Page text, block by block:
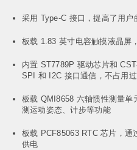
采用 Type-C 接口，提高了用
板载 1.83 英寸电容触摸液晶屏
内置 ST7789P 驱动芯片和
SPI 和 I2C 接口通信，不占用
板载 QMI8658 六轴惯性测量
测运动姿态、计步等功能
板载 PCF85063 RTC 芯片，通
供电